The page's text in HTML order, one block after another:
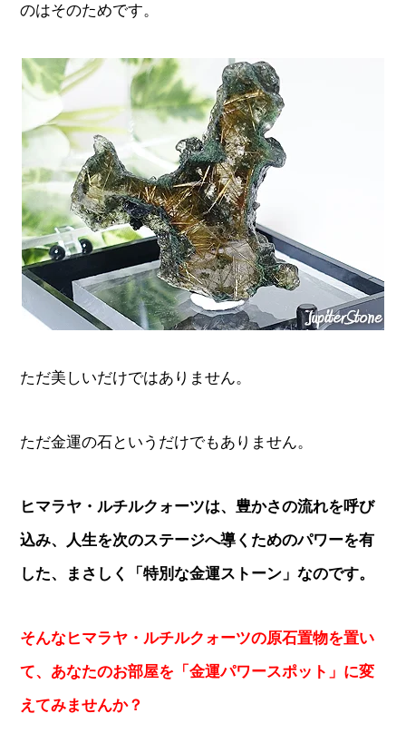
のはそのためです。
ただ美しいだけではありません。
ただ金運の石というだけでもありません。
ヒマラヤ・ルチルクォーツは、豊かさの流れを呼び
込み、人生を次のステージへ導くためのパワーを有
した、まさしく「特別な金運ストーン」なのです。
そんなヒマラヤ・ルチルクォーツの原石置物を置い
て、あなたのお部屋を「金運パワースポット」に変
えてみませんか？